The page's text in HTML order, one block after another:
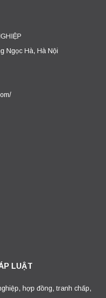
Ngọc Hà, Hà Nội
LUẬT
hợp đồng, tranh chấp,